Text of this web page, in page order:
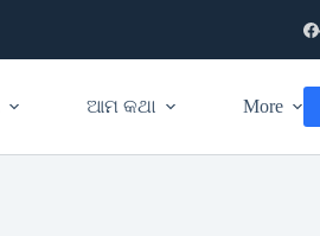
ଆମ କଥା More